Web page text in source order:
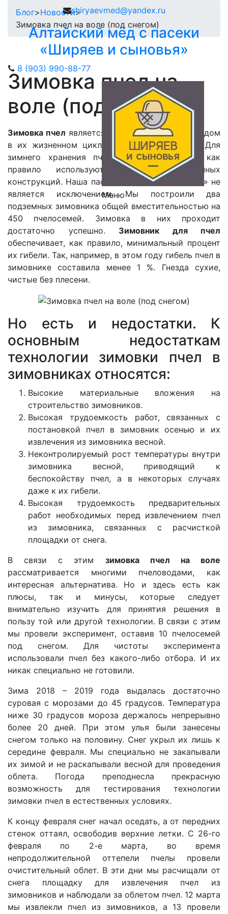
shiryaevmed@yandex.ru
Алтайский мёд с пасеки
«Ширяев и сыновья»
8 (903) 990-88-77
Меню
Блог>Новости>
Зимовка пчел на воле (под снегом)
Зимовка пчел на
воле (под снегом)
Зимовка пчел является самым сложным периодом
в их жизненном цикле, особенно в Сибири. Для
зимнего хранения пчел в нашем регионе, как
правило используют зимовники различных
конструкций. Наша пасека «Ширяев и сыновья» не
является исключением. Мы построили два
подземных зимовника общей вместительностью на
450 пчелосемей. Зимовка в них проходит
достаточно успешно. Зимовник для пчел
обеспечивает, как правило, минимальный процент
их гибели. Так, например, в этом году гибель пчел в
зимовнике составила менее 1 %. Гнезда сухие,
чистые без плесени.
Но есть и недостатки. К
основным недостаткам
технологии зимовки пчел в
зимовниках относятся:
Высокие материальные вложения на
строительство зимовников.
Высокая трудоемкость работ, связанных с
постановкой пчел в зимовник осенью и их
извлечения из зимовника весной.
Неконтролируемый рост температуры внутри
зимовника весной, приводящий к
беспокойству пчел, а в некоторых случаях
даже к их гибели.
Высокая трудоемкость предварительных
работ необходимых перед извлечением пчел
из зимовника, связанных с расчисткой
площадки от снега.
В связи с этим зимовка пчел на воле
рассматривается многими пчеловодами, как
интересная альтернатива. Но и здесь есть как
плюсы, так и минусы, которые следует
внимательно изучить для принятия решения в
пользу той или другой технологии. В связи с этим
мы провели эксперимент, оставив 10 пчелосемей
под снегом. Для чистоты эксперимента
использовали пчел без какого-либо отбора. И их
никак специально не готовили.
Зима 2018 – 2019 года выдалась достаточно
суровая с морозами до 45 градусов. Температура
ниже 30 градусов мороза держалось непрерывно
более 20 дней. При этом улья были занесены
снегом только на половину. Снег укрыл их лишь к
середине февраля. Мы специально не закапывали
их зимой и не раскапывали весной для проведения
облета. Погода преподнесла прекрасную
возможность для тестирования технологии
зимовки пчел в естественных условиях.
К концу февраля снег начал оседать, а от передних
стенок оттаял, освободив верхние летки. С 26-го
февраля по 2-е марта, во время
непродолжительной оттепели пчелы провели
очистительный облет. В эти дни мы расчищали от
снега площадку для извлечения пчел из
зимовников и наблюдали за облетом пчел. 12 марта
мы извлекли пчел из зимовников, а 13 провели